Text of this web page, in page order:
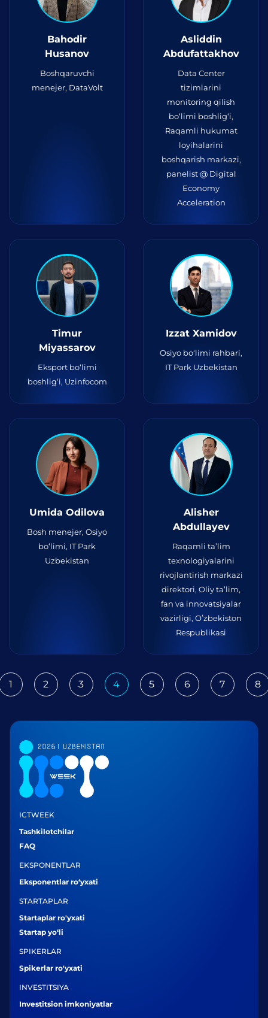
Bahodir
Husanov
Boshqaruvchi
menejer, DataVolt
Asliddin
Abdufattakhov
Data Center
tizimlarini
monitoring qilish
bo‘limi boshlig‘i,
Raqamli hukumat
loyihalarini
boshqarish markazi,
panelist @ Digital
Economy
Acceleration
Timur
Miyassarov
Eksport bo‘limi
boshlig‘i, Uzinfocom
Izzat Xamidov
Osiyo bo‘limi rahbari,
IT Park Uzbekistan
Umida Odilova
Bosh menejer, Osiyo
bo‘limi, IT Park
Uzbekistan
Alisher
Abdullayev
Raqamli ta’lim
texnologiyalarini
rivojlantirish markazi
direktori, Oliy ta’lim,
fan va innovatsiyalar
vazirligi, Oʻzbekiston
Respublikasi
1 2 3 4 5 6 7 8
ICTWEEK
Tashkilotchilar
FAQ
EKSPONENTLAR
Eksponentlar ro‘yxati
STARTAPLAR
Startaplar ro'yxati
Startap yo‘li
SPIKERLAR
Spikerlar ro'yxati
INVESTITSIYA
Investitsion imkoniyatlar